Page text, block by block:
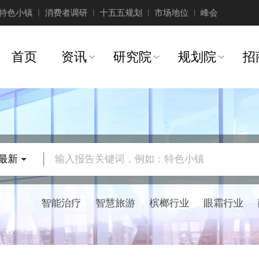
色小镇 消费者调研 十五五规划 市场地位 峰会
首页 资讯 研究院 规划院 招
输入报告关键词，例如：特色小镇
新
智能治疗 智慧旅游 槟榔行业 眼霜行业